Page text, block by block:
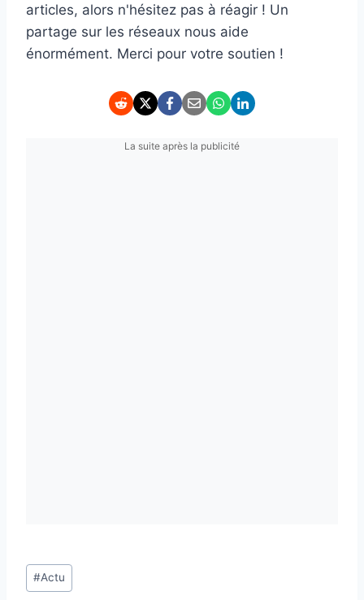
articles, alors n'hésitez pas à réagir ! Un
partage sur les réseaux nous aide
énormément. Merci pour votre soutien !
La suite après la publicité
Étiquettes
de
#Actu